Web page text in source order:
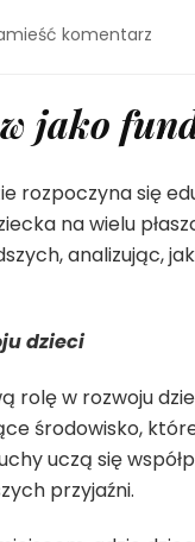
komentarz
–
na
jako
rozpoczyna się
na wielu
analizując,
dzieci
rolę w rozwoju
środowisko,
uczą się
przyjaźni.